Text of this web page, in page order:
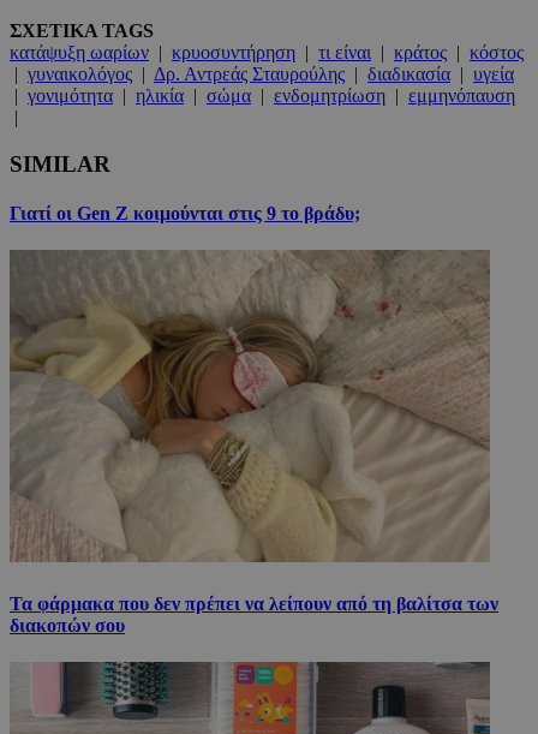
ΣΧΕΤΙΚΑ TAGS
κατάψυξη ωαρίων | κρυοσυντήρηση | τι είναι | κράτος | κόστος
| γυναικολόγος | Δρ. Αντρεάς Σταυρούλης | διαδικασία | υγεία
| γονιμότητα | ηλικία | σώμα | ενδομητρίωση | εμμηνόπαυση
|
SIMILAR
Γιατί οι Gen Z κοιμούνται στις 9 το βράδυ;
Τα φάρμακα που δεν πρέπει να λείπουν από τη βαλίτσα των
διακοπών σου